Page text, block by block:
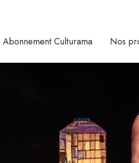
Abonnement Culturama Nos